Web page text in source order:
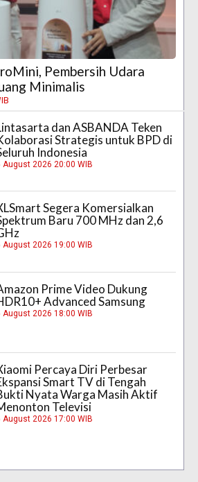
Pembersih Udara
Minimalis
dan ASBANDA Teken
Strategis untuk BPD di
Indonesia
August 2026 20:00 WIB
Segera Komersialkan
Baru 700 MHz dan 2,6
August 2026 19:00 WIB
Prime Video Dukung
Advanced Samsung
August 2026 18:00 WIB
Percaya Diri Perbesar
Smart TV di Tengah
Nyata Warga Masih Aktif
Televisi
August 2026 17:00 WIB